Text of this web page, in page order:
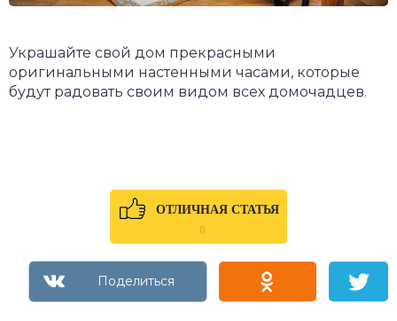
Украшайте свой дом прекрасными
оригинальными настенными часами, которые
будут радовать своим видом всех домочадцев.
ОТЛИЧНАЯ СТАТЬЯ
0